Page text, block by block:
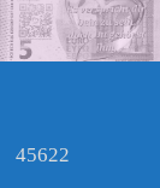
45622